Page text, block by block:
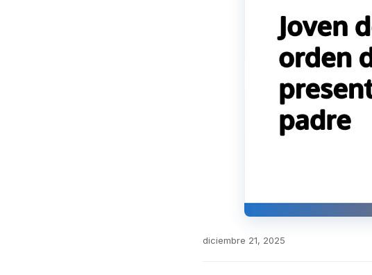
diciembre 21, 2025